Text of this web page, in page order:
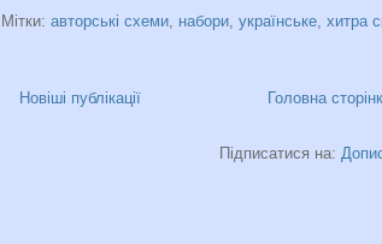
Мітки: авторські схеми набори українське хитра
Новіші публікації Головна
Підписатися на: